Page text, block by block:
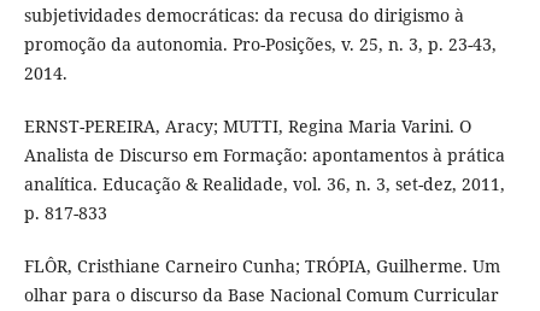
subjetividades democráticas: da recusa do dirigismo à
promoção da autonomia. Pro-Posições, v. 25, n. 3, p. 23-43,
2014.
ERNST-PEREIRA, Aracy; MUTTI, Regina Maria Varini. O
Analista de Discurso em Formação: apontamentos à prática
analítica. Educação & Realidade, vol. 36, n. 3, set-dez, 2011,
p. 817-833
FLÔR, Cristhiane Carneiro Cunha; TRÓPIA, Guilherme. Um
olhar para o discurso da Base Nacional Comum Curricular